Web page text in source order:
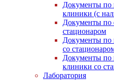
Документы по
клиники (с
Документы по
стационаром
Документы по
со
Документы по
клиники со
Лаборатория